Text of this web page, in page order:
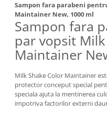
Sampon fara parabeni
Maintainer New, 1000 ml
Sampon fara
par vopsit
Maintainer
Milk Shake Color Maintainer
protector conceput special
speciala ajuta la mentinerea
impotriva factorilor externi